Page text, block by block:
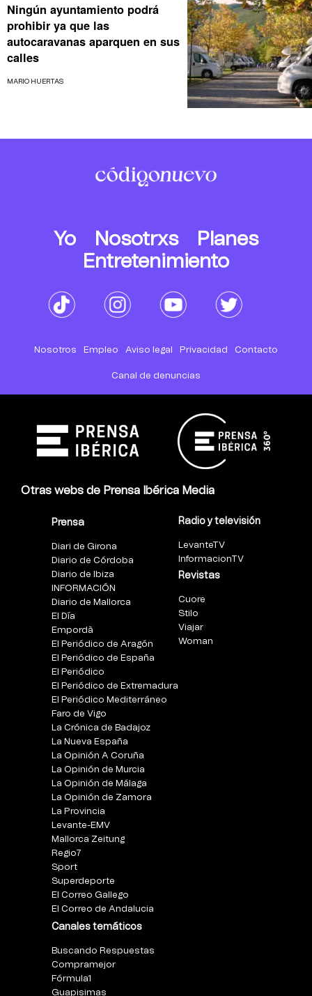
Ningún ayuntamiento podrá
prohibir ya que las
autocaravanas aparquen en sus
calles
MARIO HUERTAS
Yo Nosotrxs
Planes
Entretenimiento
Nosotros Empleo Aviso legal Privacidad Contacto
Canal de denuncias
Otras webs de Prensa Ibérica Media
Prensa
Diari de Girona
Diario de Córdoba
Diario de Ibiza
INFORMACIÓN
Diario de Mallorca
El Día
Empordà
El Periódico de Aragón
El Periódico de España
El Periódico
El Periódico de Extremadura
El Periódico Mediterráneo
Faro de Vigo
La Crónica de Badajoz
La Nueva España
La Opinión A Coruña
La Opinión de Murcia
La Opinión de Málaga
La Opinión de Zamora
La Provincia
Levante-EMV
Mallorca Zeitung
Regio7
Sport
Superdeporte
El Correo Gallego
El Correo de Andalucia
Canales temáticos
Buscando Respuestas
Compramejor
Fórmula1
Guapisimas
Radio y televisión
LevanteTV
InformacionTV
Revistas
Cuore
Stilo
Viajar
Woman